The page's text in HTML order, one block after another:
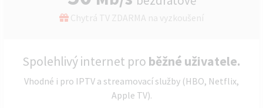
Chytrá TV ZDARMA na vyzkoušení
Spolehlivý internet pro běžné uživatele.
Vhodné i pro IPTV a streamovací služby (HBO, Netflix,
Apple TV).